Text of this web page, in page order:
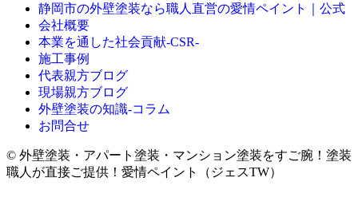
静岡市の外壁塗装なら職人直営の愛情ペイント｜公式
会社概要
本業を通した社会貢献-CSR-
施工事例
代表親方ブログ
現場親方ブログ
外壁塗装の知識‐コラム
お問合せ
© 外壁塗装・アパート塗装・マンション塗装をすご腕！塗装
職人が直接ご提供！愛情ペイント（ジェスTW）